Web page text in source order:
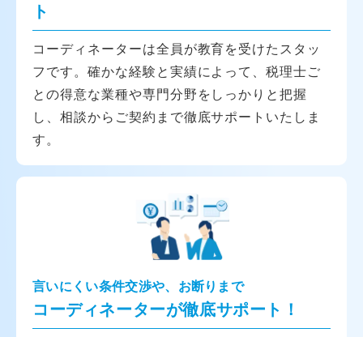
ト
コーディネーターは全員が教育を受けたスタッ
フです。確かな経験と実績によって、税理士ご
との得意な業種や専門分野をしっかりと把握
し、相談からご契約まで徹底サポートいたしま
す。
言いにくい条件交渉や、お断りまで
コーディネーターが徹底サポート！